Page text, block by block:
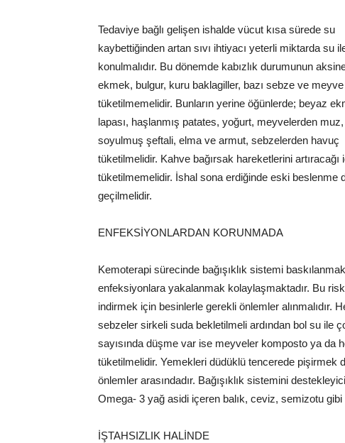
Tedaviye bağlı gelişen ishalde vücut kısa sürede su
kaybettiğinden artan sıvı ihtiyacı yeterli miktarda su
konulmalıdır. Bu dönemde kabızlık durumunun
ekmek, bulgur, kuru baklagiller, bazı sebze ve
tüketilmemelidir. Bunların yerine öğünlerde; beyaz
lapası, haşlanmış patates, yoğurt, meyvelerden
soyulmuş şeftali, elma ve armut, sebzelerden havuç
tüketilmelidir. Kahve bağırsak hareketlerini artıracağı
tüketilmemelidir. İshal sona erdiğinde eski beslenme
geçilmelidir.
ENFEKSİYONLARDAN KORUNMADA
Kemoterapi sürecinde bağışıklık sistemi
enfeksiyonlara yakalanmak kolaylaşmaktadır. Bu
indirmek için besinlerle gerekli önlemler
sebzeler sirkeli suda bekletilmeli ardından bol su ile
sayısında düşme var ise meyveler komposto ya da
tüketilmelidir. Yemekleri düdüklü tencerede pişirmek
önlemler arasındadır. Bağışıklık sistemini
Omega- 3 yağ asidi içeren balık, ceviz, semizotu gibi
İŞTAHSIZLIK HALİNDE